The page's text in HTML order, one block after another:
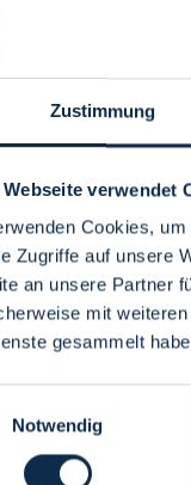
Zustimmung
Webseite verwendet
Cookies,
Zugriffe auf unsere
an unsere Partner
mit
gesammelt
Notwendig